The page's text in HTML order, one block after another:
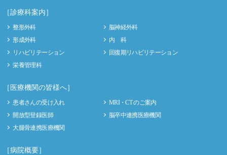
［診療科案内］
整形外科
脳神経外科
形成外科
内 科
リハビリテーション
回復期リハビリテーション
栄養管理科
［医療機関の皆様へ］
患者さんの受け入れ
MRI・CT のご案内
開放型登録医師
脳卒中連携医療機関
大腿骨連携医療機関
［病院概要］